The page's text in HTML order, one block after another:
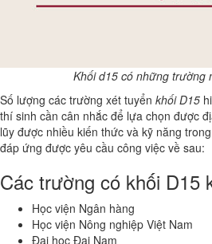
Khối d15 có những trường
Số lượng các trường xét tuyển khối D15
thí sinh cần cân nhắc để lựa chọn được
lũy được nhiều kiến thức và kỹ năng
đáp ứng được yêu cầu công việc về sau:
Các trường có khối D15
Học viện Ngân hàng
Học viện Nông nghiệp Việt Nam
Đại học Đại Nam